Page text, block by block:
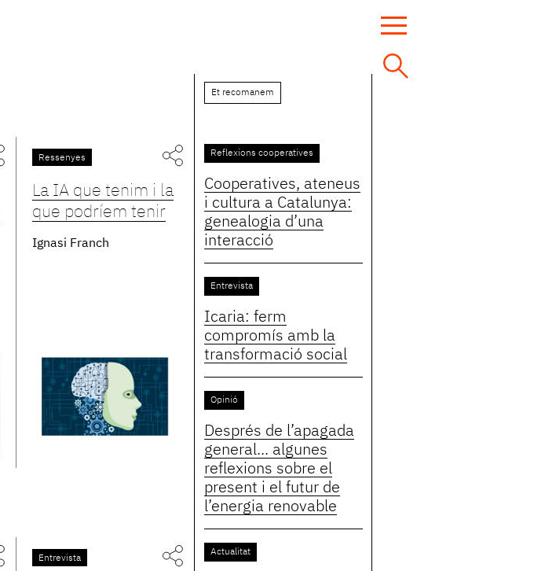
Ressenyes
La IA que tenim i la
que podríem tenir
Ignasi Franch
Entrevista
Et recomanem
Reflexions cooperatives
Cooperatives, ateneus
i cultura a Catalunya:
genealogia d’una
interacció
Entrevista
Icaria: ferm
compromís amb la
transformació social
Opinió
Després de l’apagada
general... algunes
reflexions sobre el
present i el futur de
l’energia renovable
Actualitat